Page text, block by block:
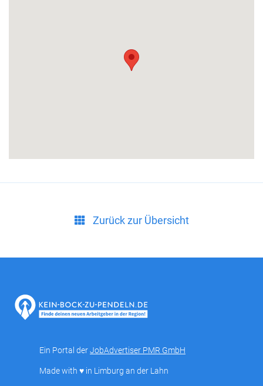
Zurück zur Übersicht
Ein Portal derJobAdvertiser PMR GmbH
Made with ♥ in Limburg an der Lahn